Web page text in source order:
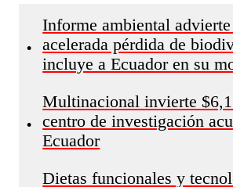
•
Informe ambiental advierte
acelerada pérdida de
incluye a Ecuador en su
•
Multinacional invierte
centro de investigación
Ecuador
Dietas funcionales y